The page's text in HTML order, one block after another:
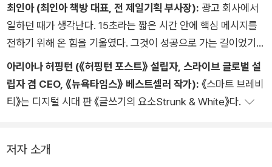
이스북은 화제성이 강하다. 아이디어나 발표에 도발적인 변화를
가해 추진력을 얻을 수 있다. 지루한 글은 뉴스 피드의 파도에 부
딪혀 흔적도 없이 사라질 것이다.
최인아 (최인아 책방 대표, 전 제일기획 부사장): 광고 회사에서
일하던 때가 생각난다. 15초라는 짧은 시간 안에 핵심 메시지를
전하기 위해 온 힘을 기울였다. 그것이 성공으로 가는 길이었기
때문이다. 이 책 《스마트 브레비티》가 말하려는 바야말로 그것이
다. 간단하고, 명료하고, 직설적으로 쓰라! 커뮤니케이션의 기본
중의 기본이다. 게다가 디지털 세상의 사람들은 길게 집중하지 않
가닿지 못하고 기억되지 못하는가? 간단하고 명료하게 쓰려면
아리아나 허핑턴 (《허핑턴 포스트》 설립자, 스라이브 글로벌 설
립자 겸 CEO, 《뉴욕타임스》 베스트셀러 작가): 《스마트 브레비
티》는 디지털 시대 판 《글쓰기의 요소Strunk & White》다.
저자 소개